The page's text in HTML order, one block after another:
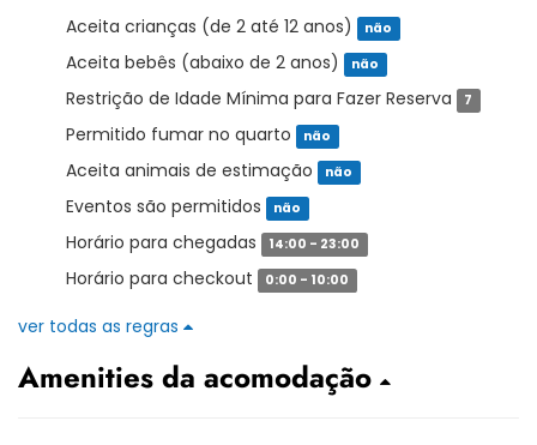
Aceita crianças (de 2 até 12 anos) não
Aceita bebês (abaixo de 2 anos) não
Restrição de Idade Mínima para Fazer Reserva 7
Permitido fumar no quarto não
Aceita animais de estimação não
Eventos são permitidos não
Horário para chegadas 14:00 - 23:00
Horário para checkout 0:00 - 10:00
ver todas as regras
Amenities da acomodação